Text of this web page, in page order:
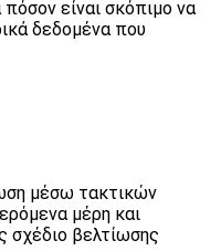
είναι σκόπιμο να
δεδομένα που
μέσω τακτικών
μέρη και
σχέδιο βελτίωσης